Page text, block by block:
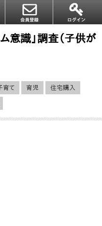
意識」調査（子供が
育て 育児 住宅購入